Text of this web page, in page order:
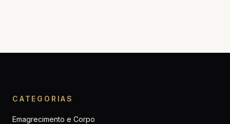
CATEGORIAS
Emagrecimento e Corpo